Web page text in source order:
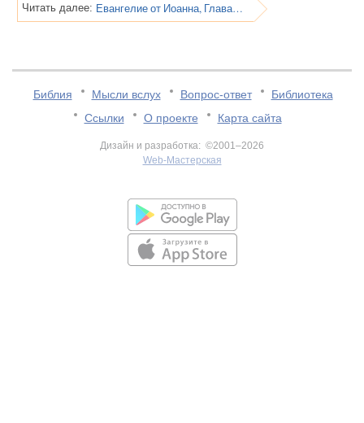
Читать далее: Евангелие от Иоанна, Глава 17
Библия Мысли вслух Вопрос-ответ
Библиотека
Ссылки
О проекте Карта сайта
Дизайн и разработка: ©2001–2026
Web-Мастерская